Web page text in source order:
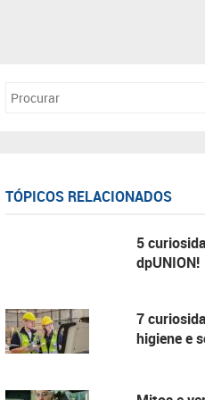
TÓPICOS RELACIONADOS
5
dpUNION!
7
higiene e